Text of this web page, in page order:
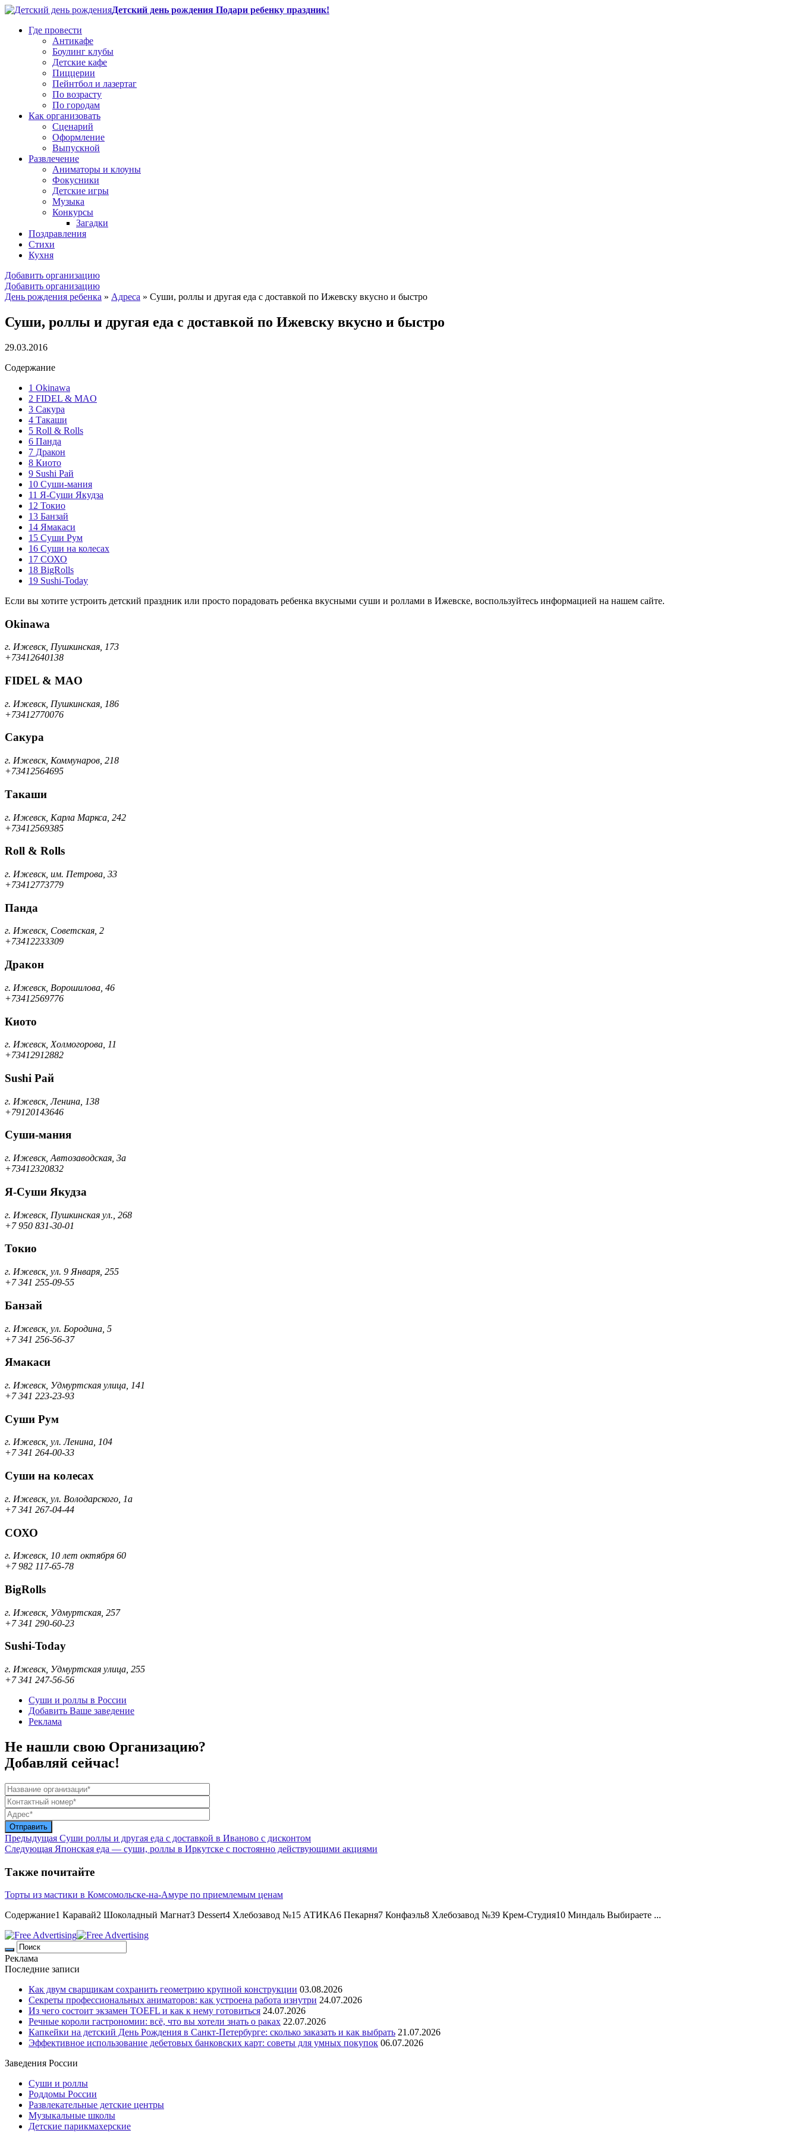
Детский день рождения Подари ребенку праздник!
Где провести
Антикафе
Боулинг клубы
Детские кафе
Пиццерии
Пейнтбол и лазертаг
По возрасту
По городам
Как организовать
Сценарий
Оформление
Выпускной
Развлечение
Аниматоры и клоуны
Фокусники
Детские игры
Музыка
Конкурсы
Загадки
Поздравления
Стихи
Кухня
Добавить организацию
Добавить организацию
День рождения ребенка » Адреса » Суши, роллы и другая еда с доставкой по Ижевску вкусно и быстро
Суши, роллы и другая еда с доставкой по Ижевску вкусно и быстро
29.03.2016
Содержание
1 Okinawa
2 FIDEL & MAO
3 Сакура
4 Такаши
5 Roll & Rolls
6 Панда
7 Дракон
8 Киото
9 Sushi Рай
10 Суши-мания
11 Я-Суши Якудза
12 Токио
13 Банзай
14 Ямакаси
15 Суши Рум
16 Суши на колесах
17 СОХО
18 BigRolls
19 Sushi-Today
Если вы хотите устроить детский праздник или просто порадовать ребенка вкусными суши и роллами в Ижевске, воспользуйтесь информацией на нашем сайте.
Okinawa
г. Ижевск, Пушкинская, 173
+73412640138
FIDEL & MAO
г. Ижевск, Пушкинская, 186
+73412770076
Сакура
г. Ижевск, Коммунаров, 218
+73412564695
Такаши
г. Ижевск, Карла Маркса, 242
+73412569385
Roll & Rolls
г. Ижевск, им. Петрова, 33
+73412773779
Панда
г. Ижевск, Советская, 2
+73412233309
Дракон
г. Ижевск, Ворошилова, 46
+73412569776
Киото
г. Ижевск, Холмогорова, 11
+73412912882
Sushi Рай
г. Ижевск, Ленина, 138
+79120143646
Суши-мания
г. Ижевск, Автозаводская, 3а
+73412320832
Я-Суши Якудза
г. Ижевск, Пушкинская ул., 268
+7 950 831-30-01
Токио
г. Ижевск, ул. 9 Января, 255
+7 341 255-09-55
Банзай
г. Ижевск, ул. Бородина, 5
+7 341 256-56-37
Ямакаси
г. Ижевск, Удмуртская улица, 141
+7 341 223-23-93
Суши Рум
г. Ижевск, ул. Ленина, 104
+7 341 264-00-33
Суши на колесах
г. Ижевск, ул. Володарского, 1а
+7 341 267-04-44
СОХО
г. Ижевск, 10 лет октября 60
+7 982 117-65-78
BigRolls
г. Ижевск, Удмуртская, 257
+7 341 290-60-23
Sushi-Today
г. Ижевск, Удмуртская улица, 255
+7 341 247-56-56
Суши и роллы в России
Добавить Ваше заведение
Реклама
Не нашли свою Организацию?
Добавляй сейчас!
Предыдущая Суши роллы и другая еда с доставкой в Иваново с дисконтом
Следующая Японская еда — суши, роллы в Иркутске с постоянно действующими акциями
Также почитайте
Торты из мастики в Комсомольске-на-Амуре по приемлемым ценам
Содержание1 Каравай2 Шоколадный Магнат3 Dessert4 Хлебозавод №15 АТИКА6 Пекарня7 Конфаэль8 Хлебозавод №39 Крем-Студия10 Миндаль Выбираете ...
Реклама
Последние записи
Как двум сварщикам сохранить геометрию крупной конструкции 03.08.2026
Секреты профессиональных аниматоров: как устроена работа изнутри 24.07.2026
Из чего состоит экзамен TOEFL и как к нему готовиться 24.07.2026
Речные короли гастрономии: всё, что вы хотели знать о раках 22.07.2026
Капкейки на детский День Рождения в Санкт-Петербурге: сколько заказать и как выбрать 21.07.2026
Эффективное использование дебетовых банковских карт: советы для умных покупок 06.07.2026
Заведения России
Суши и роллы
Роддомы России
Развлекательные детские центры
Музыкальные школы
Детские парикмахерские